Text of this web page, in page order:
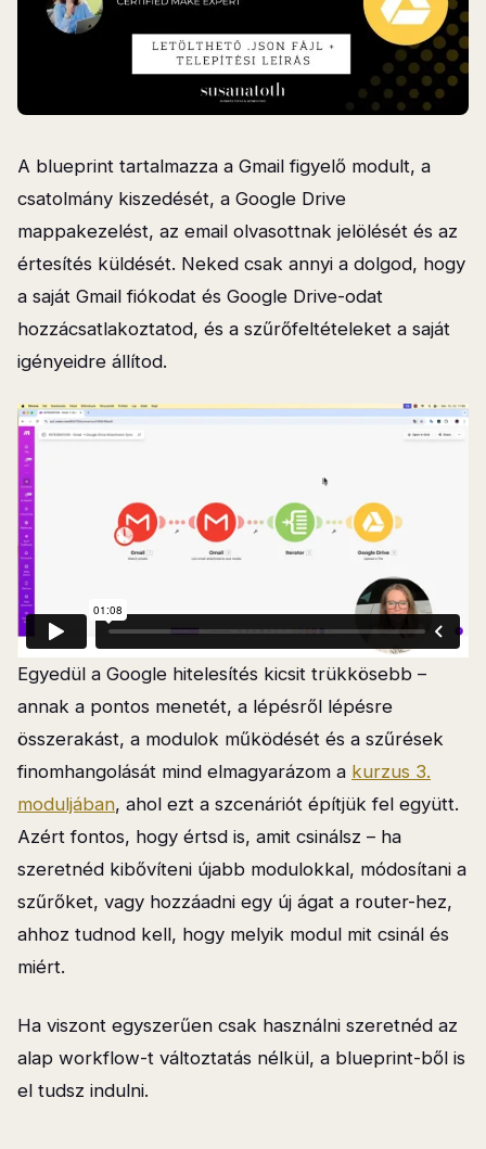
A blueprint tartalmazza a Gmail figyelő modult, a
csatolmány kiszedését, a Google Drive
mappakezelést, az email olvasottnak jelölését és az
értesítés küldését. Neked csak annyi a dolgod, hogy
a saját Gmail fiókodat és Google Drive-odat
hozzácsatlakoztatod, és a szűrőfeltételeket a saját
igényeidre állítod.
Egyedül a Google hitelesítés kicsit trükkösebb –
annak a pontos menetét, a lépésről lépésre
összerakást, a modulok működését és a szűrések
finomhangolását mind elmagyarázom a kurzus 3.
moduljában, ahol ezt a szcenáriót építjük fel együtt.
Azért fontos, hogy értsd is, amit csinálsz – ha
szeretnéd kibővíteni újabb modulokkal, módosítani a
szűrőket, vagy hozzáadni egy új ágat a router-hez,
ahhoz tudnod kell, hogy melyik modul mit csinál és
miért.
Ha viszont egyszerűen csak használni szeretnéd az
alap workflow-t változtatás nélkül, a blueprint-ből is
el tudsz indulni.